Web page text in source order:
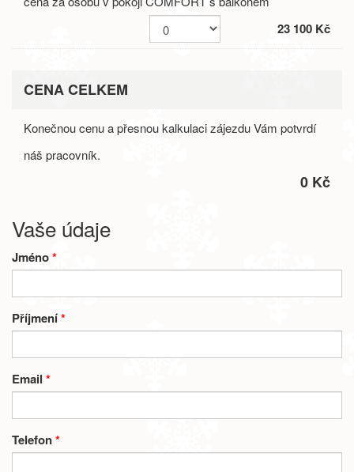
23 100 Kč
CENA CELKEM
Konečnou cenu a přesnou kalkulaci zájezdu Vám potvrdí
náš pracovník.
0 Kč
Vaše údaje
Jméno*
Příjmení*
Email *
Telefon*